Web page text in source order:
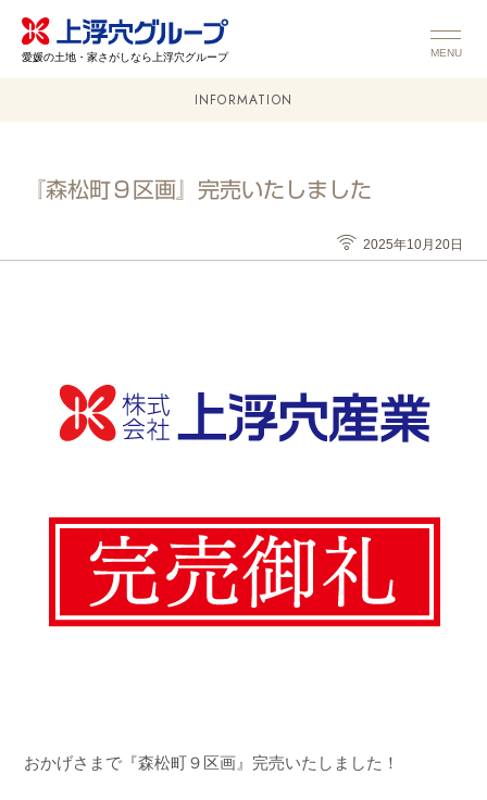
愛媛の土地・家さがしなら上浮穴グループ MENU
INFORMATION
『森松町９区画』完売いたしました
2025年10月20日
おかげさまで『森松町９区画』完売いたしました！